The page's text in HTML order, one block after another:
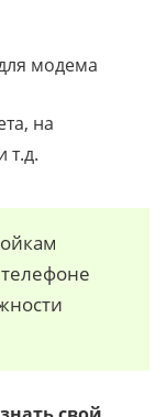
модема
на
т.д.